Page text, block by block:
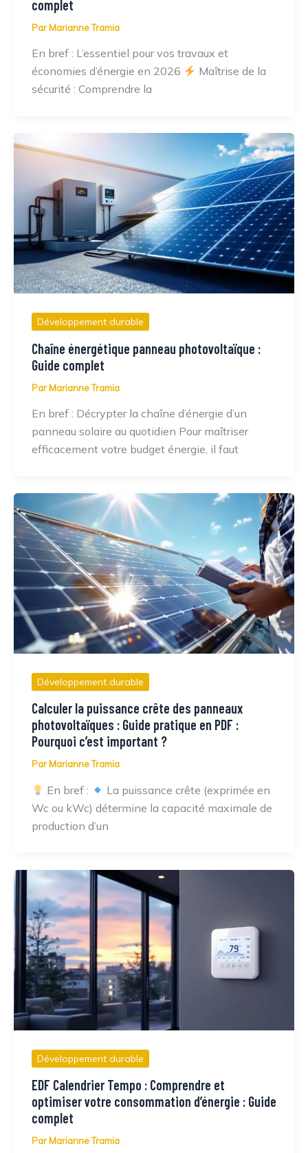
complet
Par Marianne Tramia
En bref : L’essentiel pour vos travaux et
économies d’énergie en 2026
Maîtrise de la
sécurité : Comprendre la
Développement durable
Chaîne énergétique panneau photovoltaïque :
Guide complet
ParMarianne Tramia
En bref : Décrypter la chaîne d’énergie d’un
panneau solaire au quotidien Pour maîtriser
efficacement votre budget énergie, il faut
Développement durable
Calculer la puissance crête des panneaux
photovoltaïques : Guide pratique en PDF :
Pourquoi c’est important ?
Par Marianne Tramia
En bref :
La puissance crête (exprimée en
Wc ou kWc) détermine la capacité maximale de
production d’un
Développement durable
EDF Calendrier Tempo : Comprendre et
optimiser votre consommation d’énergie : Guide
complet
Par Marianne Tramia